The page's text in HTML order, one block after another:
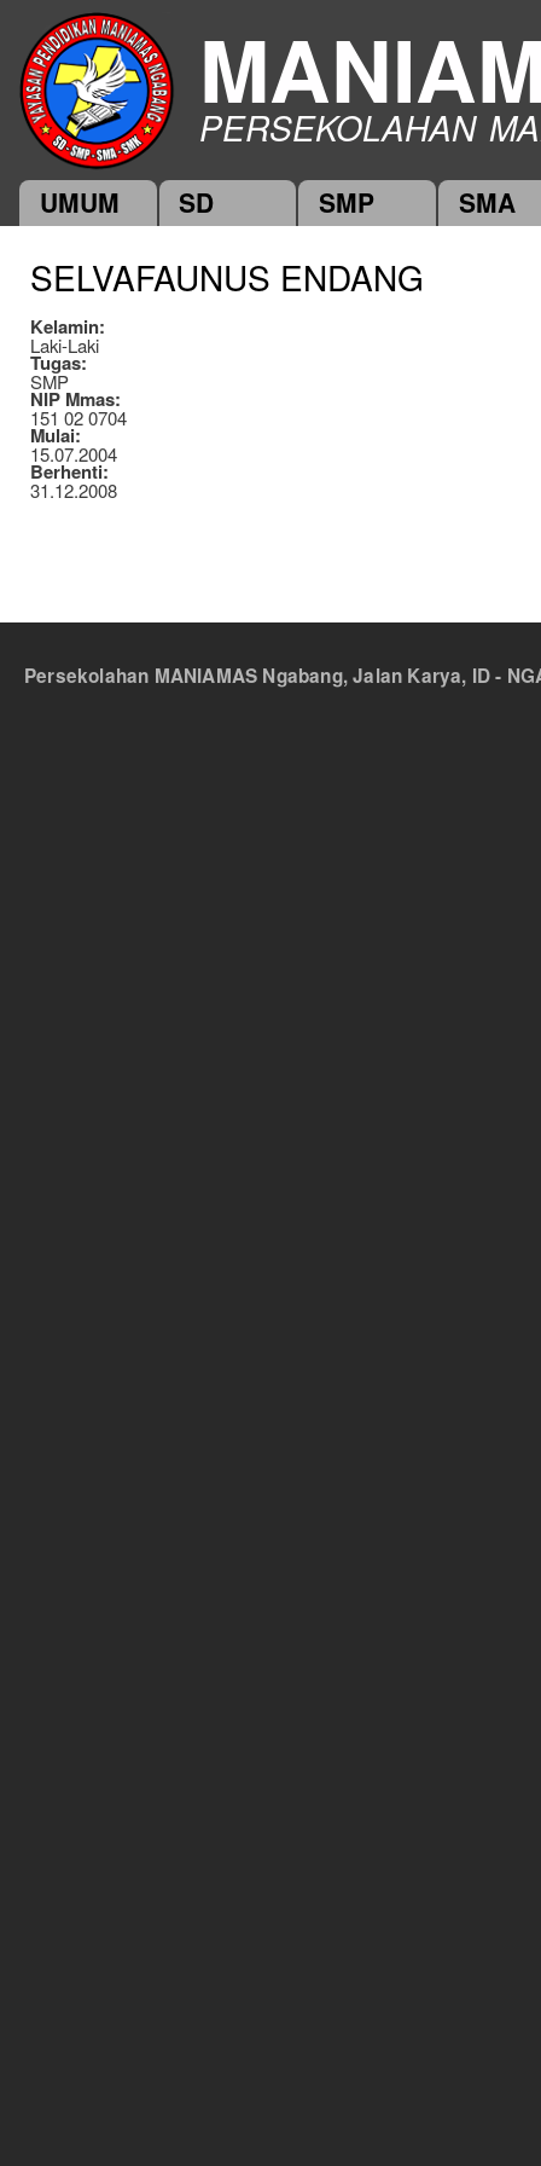
PERSEKOLAHAN
Main menu
UMUM SD SMP SMA
SELVAFAUNUS ENDANG
Kelamin:
Laki-Laki
Tugas:
SMP
NIP Mmas:
151 02 0704
Mulai:
15.07.2004
Berhenti:
31.12.2008
Persekolahan MANIAMAS Ngabang, Jalan Karya, ID -